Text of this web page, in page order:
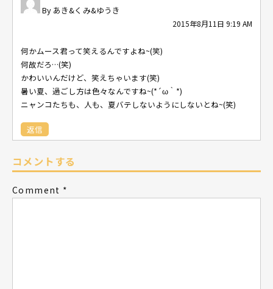
あき&くみ&ゆうき
2015年8月11日 9:19 AM
何かムース君って笑えるんですよね~(笑)
何故だろ…(笑)
かわいいんだけど、笑えちゃいます(笑)
暑い夏、過ごし方は色々なんですね~(*´ω｀*)
ニャンコたちも、人も、夏バテしないようにしないとね~(笑)
返信
コメントする
Comment *